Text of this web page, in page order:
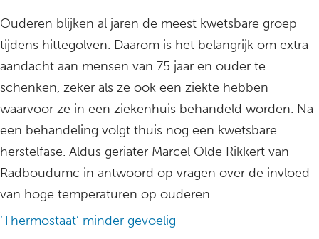
Ouderen blijken al jaren de meest kwetsbare groep
tijdens hittegolven. Daarom is het belangrijk om extra
aandacht aan mensen van 75 jaar en ouder te
schenken, zeker als ze ook een ziekte hebben
waarvoor ze in een ziekenhuis behandeld worden. Na
een behandeling volgt thuis nog een kwetsbare
herstelfase. Aldus geriater Marcel Olde Rikkert van
Radboudumc in antwoord op vragen over de invloed
van hoge temperaturen op ouderen.
‘Thermostaat’ minder gevoelig